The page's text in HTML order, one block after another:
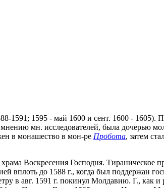
1595 - май 1600 и сент. 1600 - 1605).
мн. исследователей, была дочерью
в монашество в мон-ре Пробота, затем
Воскресения Господня. Тираническое
вплоть до 1588 г., когда был поддержан
в авг. 1591 г. покинул Молдавию. Г.,